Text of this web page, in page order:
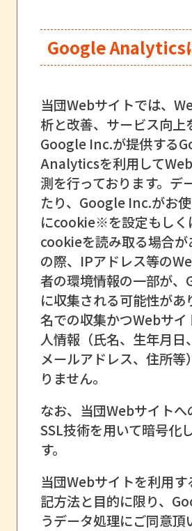
Google Analytics
当団Webサイトでは、
析と改善、サービス向上
Google Inc.が提供する
Analyticsを利用して
測を行っております。デ
たり、Google Inc.がお
にcookie※を設定もしく
cookieを読み取る場合が
の際、IPアドレス等の
者の環境情報の一部が
に収集される可能性があ
名での収集かつWebサイ
人情報（氏名、生年月日
メールアドレス、住所等
りません。
なお、当団Webサイトへ
SSL技術を用いて暗号化
す。
当団Webサイトを利用す
記方法と目的に限り、
うデータ処理にご同意頂